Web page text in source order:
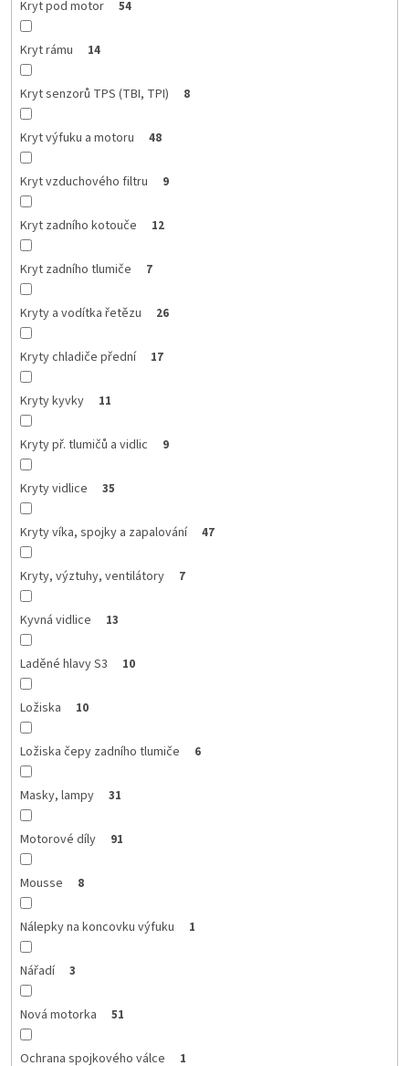
Kryt pod motor 54
Kryt rámu 14
Kryt senzorů TPS (TBI, TPI) 8
Kryt výfuku a motoru 48
Kryt vzduchového filtru 9
Kryt zadního kotouče 12
Kryt zadního tlumiče 7
Kryty a vodítka řetězu 26
Kryty chladiče přední 17
Kryty kyvky 11
Kryty př. tlumičů a vidlic 9
Kryty vidlice 35
Kryty víka, spojky a zapalování 47
Kryty, výztuhy, ventilátory 7
Kyvná vidlice 13
Laděné hlavy S3 10
Ložiska 10
Ložiska čepy zadního tlumiče 6
Masky, lampy 31
Motorové díly 91
Mousse 8
Nálepky na koncovku výfuku 1
Nářadí 3
Nová motorka 51
Ochrana spojkového válce 1